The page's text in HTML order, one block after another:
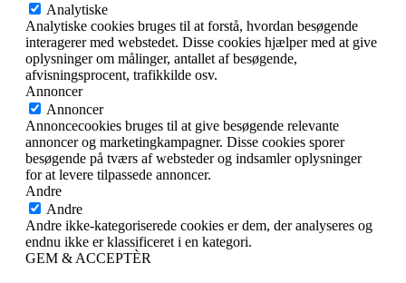
Analytiske
Analytiske cookies bruges til at forstå, hvordan besøgende
interagerer med webstedet. Disse cookies hjælper med at give
oplysninger om målinger, antallet af besøgende,
afvisningsprocent, trafikkilde osv.
Annoncer
Annoncer
Annoncecookies bruges til at give besøgende relevante
annoncer og marketingkampagner. Disse cookies sporer
besøgende på tværs af websteder og indsamler oplysninger
for at levere tilpassede annoncer.
Andre
Andre
Andre ikke-kategoriserede cookies er dem, der analyseres og
endnu ikke er klassificeret i en kategori.
GEM & ACCEPTÈR